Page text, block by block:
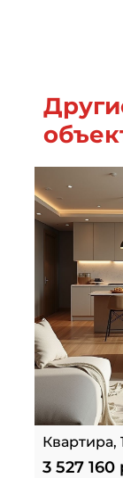
Квартира,
3 527 160